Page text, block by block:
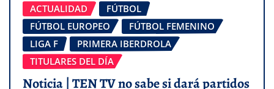
ACTUALIDAD
FÚTBOL
FÚTBOL EUROPEO
FÚTBOL FEMENINO
LIGA F
PRIMERA IBERDROLA
TITULARES DEL DÍA
Noticia | TEN TV no sabe si dará partidos